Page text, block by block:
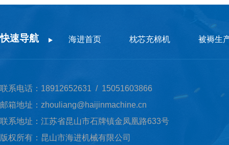
快速导航 海进首页 枕芯充棉机 被褥生
联系电话：18912652631 / 15051603866
邮箱地址：zhouliang@haijinmachine.cn
联系地址：江苏省昆山市石牌镇金凤凰路633号
版权所有：昆山市海进机械有限公司